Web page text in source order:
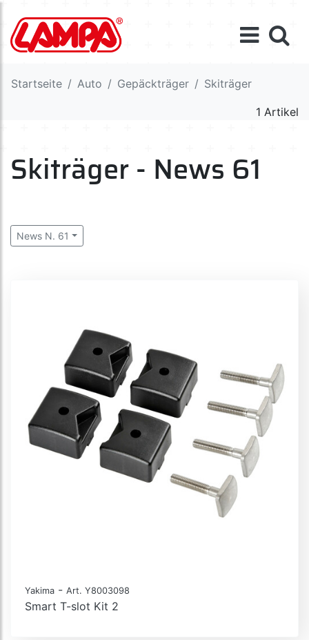
Startseite Auto Gepäckträger Skiträger
1 Artikel
Skiträger - News 61
News N. 61
Yakima - Art. Y8003098
Smart T-slot Kit 2